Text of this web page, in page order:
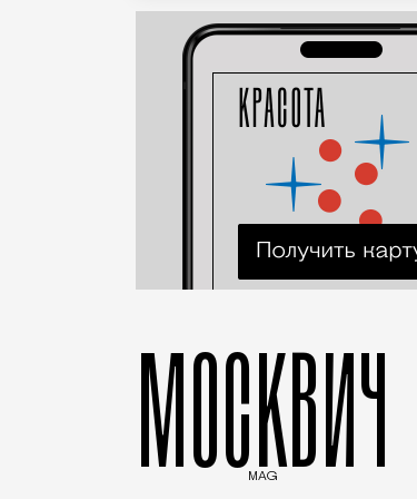
МОСКВИЧ
MAG